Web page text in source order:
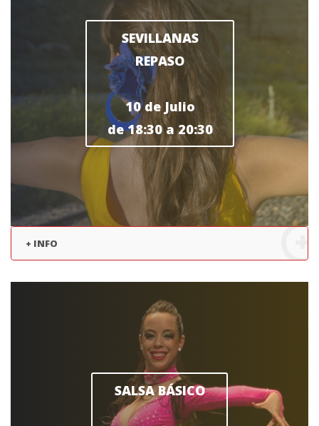
SEVILLANAS
REPASO
10 de Julio
de 18:30 a 20:30
+ INFO
SALSA BÁSICO